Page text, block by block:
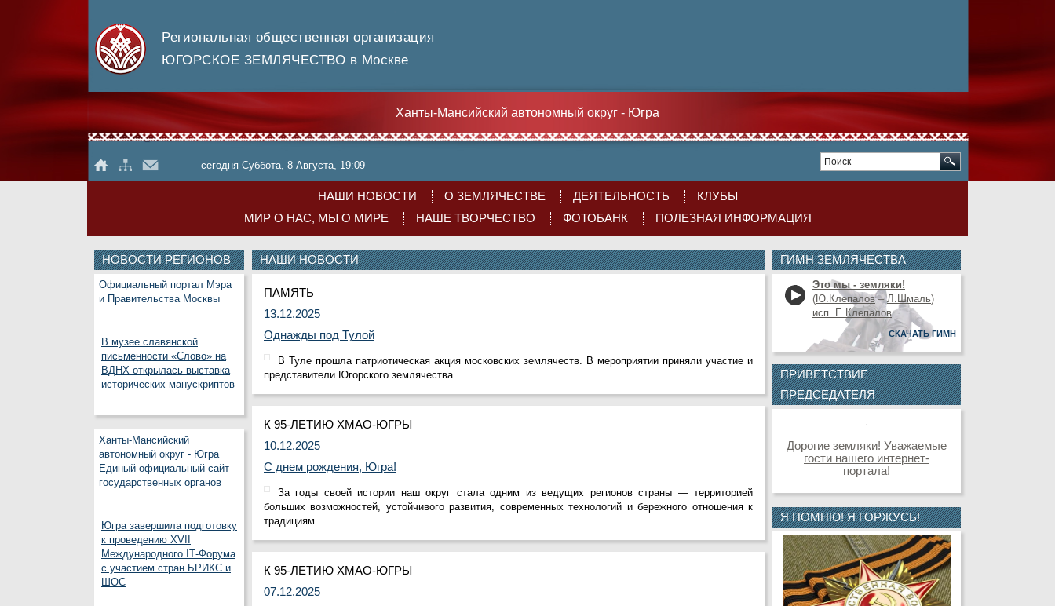
Региональная общественная организация
ЮГОРСКОЕ ЗЕМЛЯЧЕСТВО в Москве
Ханты-Мансийский автономный округ - Югра
сегодня Суббота, 8 Августа, 19:09
НАШИ НОВОСТИ О ЗЕМЛЯЧЕСТВЕ ДЕЯТЕЛЬНОСТЬ
КЛУБЫ
МИР О НАС, МЫ О МИРЕ
НАШЕ ТВОРЧЕСТВО ФОТОБАНК ПОЛЕЗНАЯ ИНФОРМАЦИЯ
НОВОСТИ РЕГИОНОВ
Официальный портал Мэра
и Правительства Москвы
В музее славянской
письменности «Слово» на
ВДНХ открылась выставка
исторических манускриптов
Ханты-Мансийский
автономный округ - Югра
Единый официальный сайт
государственных органов
Югра завершила подготовку
к проведению XVII
Международного IT‑Форума
с участием стран БРИКС и
ШОС
ГИМН ЗЕМЛЯЧЕСТВА
Это мы - земляки!
(Ю.Клепалов–Л.Шмаль)
исп. Е.Клепалов
СКАЧАТЬ ГИМН
ПРИВЕТСТВИЕ
ПРЕДСЕДАТЕЛЯ
Дорогие земляки! Уважаемые
гости нашего интернет-
портала!
Я ПОМНЮ! Я ГОРЖУСЬ!
НАШИ НОВОСТИ
ПАМЯТЬ
13.12.2025
Однажды под Тулой
В Туле прошла патриотическая акция московских землячеств. В мероприятии приняли участие и
представители Югорского землячества.
К 95-ЛЕТИЮ ХМАО-ЮГРЫ
10.12.2025
С днем рождения, Югра!
За годы своей истории наш округ стала одним из ведущих регионов страны — территорией
больших возможностей, устойчивого развития, современных технологий и бережного отношения к
традициям.
К 95-ЛЕТИЮ ХМАО-ЮГРЫ
07.12.2025